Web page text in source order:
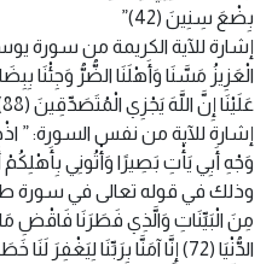
بِضْعَ سِنِينَ (42)”
إشارة للآية الكريمة من سورة
الْعَزِيزُ مَسَّنَا وَأَهْلَنَا الضُّرُّ وَجِئْنَا
عَلَيْنَا إِنَّ اللَّهَ يَجْزِي الْمُتَصَدِّقِينَ (88)”.
إشارة للآية من نفس السورة: ”
وَجْهِ أَبِي يَأْتِ بَصِيرًا وَأْتُونِي بِأَهْلِكُمْ
وذلك في قوله تعالى في سورة طه:
مِنَ الْبَيِّنَاتِ وَالَّذِي فَطَرَنَا فَاقْضِ
الدُّنْيَا (72) إِنَّا آمَنَّا بِرَبِّنَا